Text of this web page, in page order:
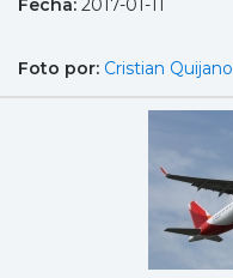
Fecha: 2017-01-11
Foto por: Cristian Quijano